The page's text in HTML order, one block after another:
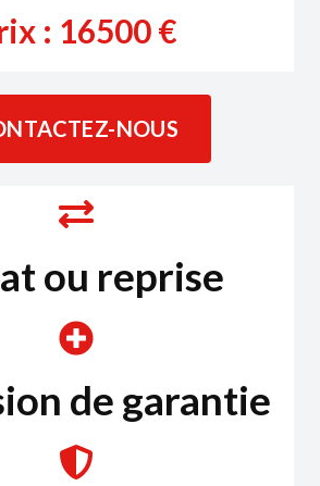
: 16500€
NOUS
ou reprise
de garantie